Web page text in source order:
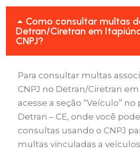
Como consultar multas
Detran/Ciretran em
CNPJ?
Para consultar multas
CNPJ no Detran/Ciretran em
acesse a seção “Veículo”
Detran – CE, onde você
consultas usando o CNPJ
multas vinculadas a